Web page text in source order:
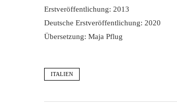
Erstveröffentlichung: 2013
Deutsche Erstveröffentlichung: 2020
Übersetzung: Maja Pflug
ITALIEN